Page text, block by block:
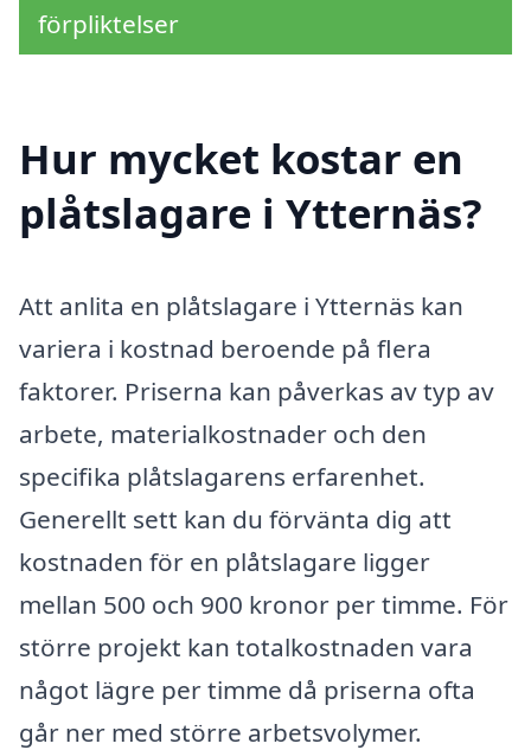
förpliktelser
Hur mycket kostar en
plåtslagare i Ytternäs?
Att anlita en plåtslagare i Ytternäs kan
variera i kostnad beroende på flera
faktorer. Priserna kan påverkas av typ av
arbete, materialkostnader och den
specifika plåtslagarens erfarenhet.
Generellt sett kan du förvänta dig att
kostnaden för en plåtslagare ligger
mellan 500 och 900 kronor per timme. För
större projekt kan totalkostnaden vara
något lägre per timme då priserna ofta
går ner med större arbetsvolymer.